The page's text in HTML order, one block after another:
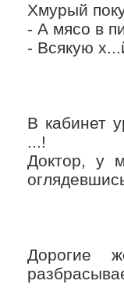
Хмурый
- А мясо в
- Всякую
В кaбинет
...!
Доктор, у
Дорогие